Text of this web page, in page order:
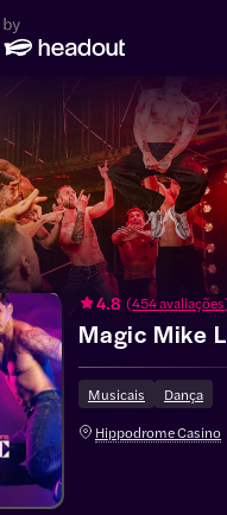
4.8 (454 avaliações
Magic Mike
Musicais
Dança
Hippodrome Casino